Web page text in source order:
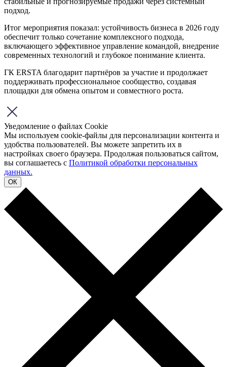
подход.
Итог мероприятия показал: устойчивость бизнеса в 2026 году
обеспечит только сочетание комплексного подхода,
включающего эффективное управление командой, внедрение
современных технологий и глубокое понимание клиента.
ГК ERSTA благодарит партнёров за участие и продолжает
поддерживать профессиональное сообщество, создавая
площадки для обмена опытом и совместного роста.
Уведомление о файлах Cookie
Мы используем cookie-файлы для персонализации контента и
удобства пользователей. Вы можете запретить их в
настройках своего браузера. Продолжая пользоваться сайтом,
вы соглашаетесь с Политикой обработки персональных
данных.
ОК